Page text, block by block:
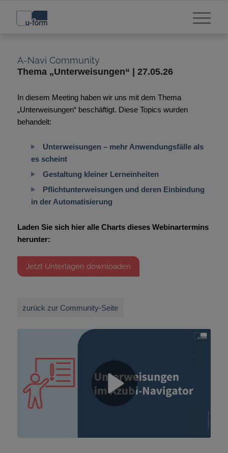
Thema „Unterweisungen“ | 27.05.26
In diesem Meeting haben wir uns mit dem Thema
„Unterweisungen“ beschäftigt. Diese Topics wurden
behandelt:
Unterweisungen – mehr Anwendungsfälle als
es scheint
Gestaltung kleiner Lerneinheiten
Pflichtunterweisungen und deren Einbindung
in der Automatisierung
Laden Sie sich hier alle Charts dieses Webinartermins
herunter:
Jetzt Unterlagen downloaden
zurück zur Community-Seite